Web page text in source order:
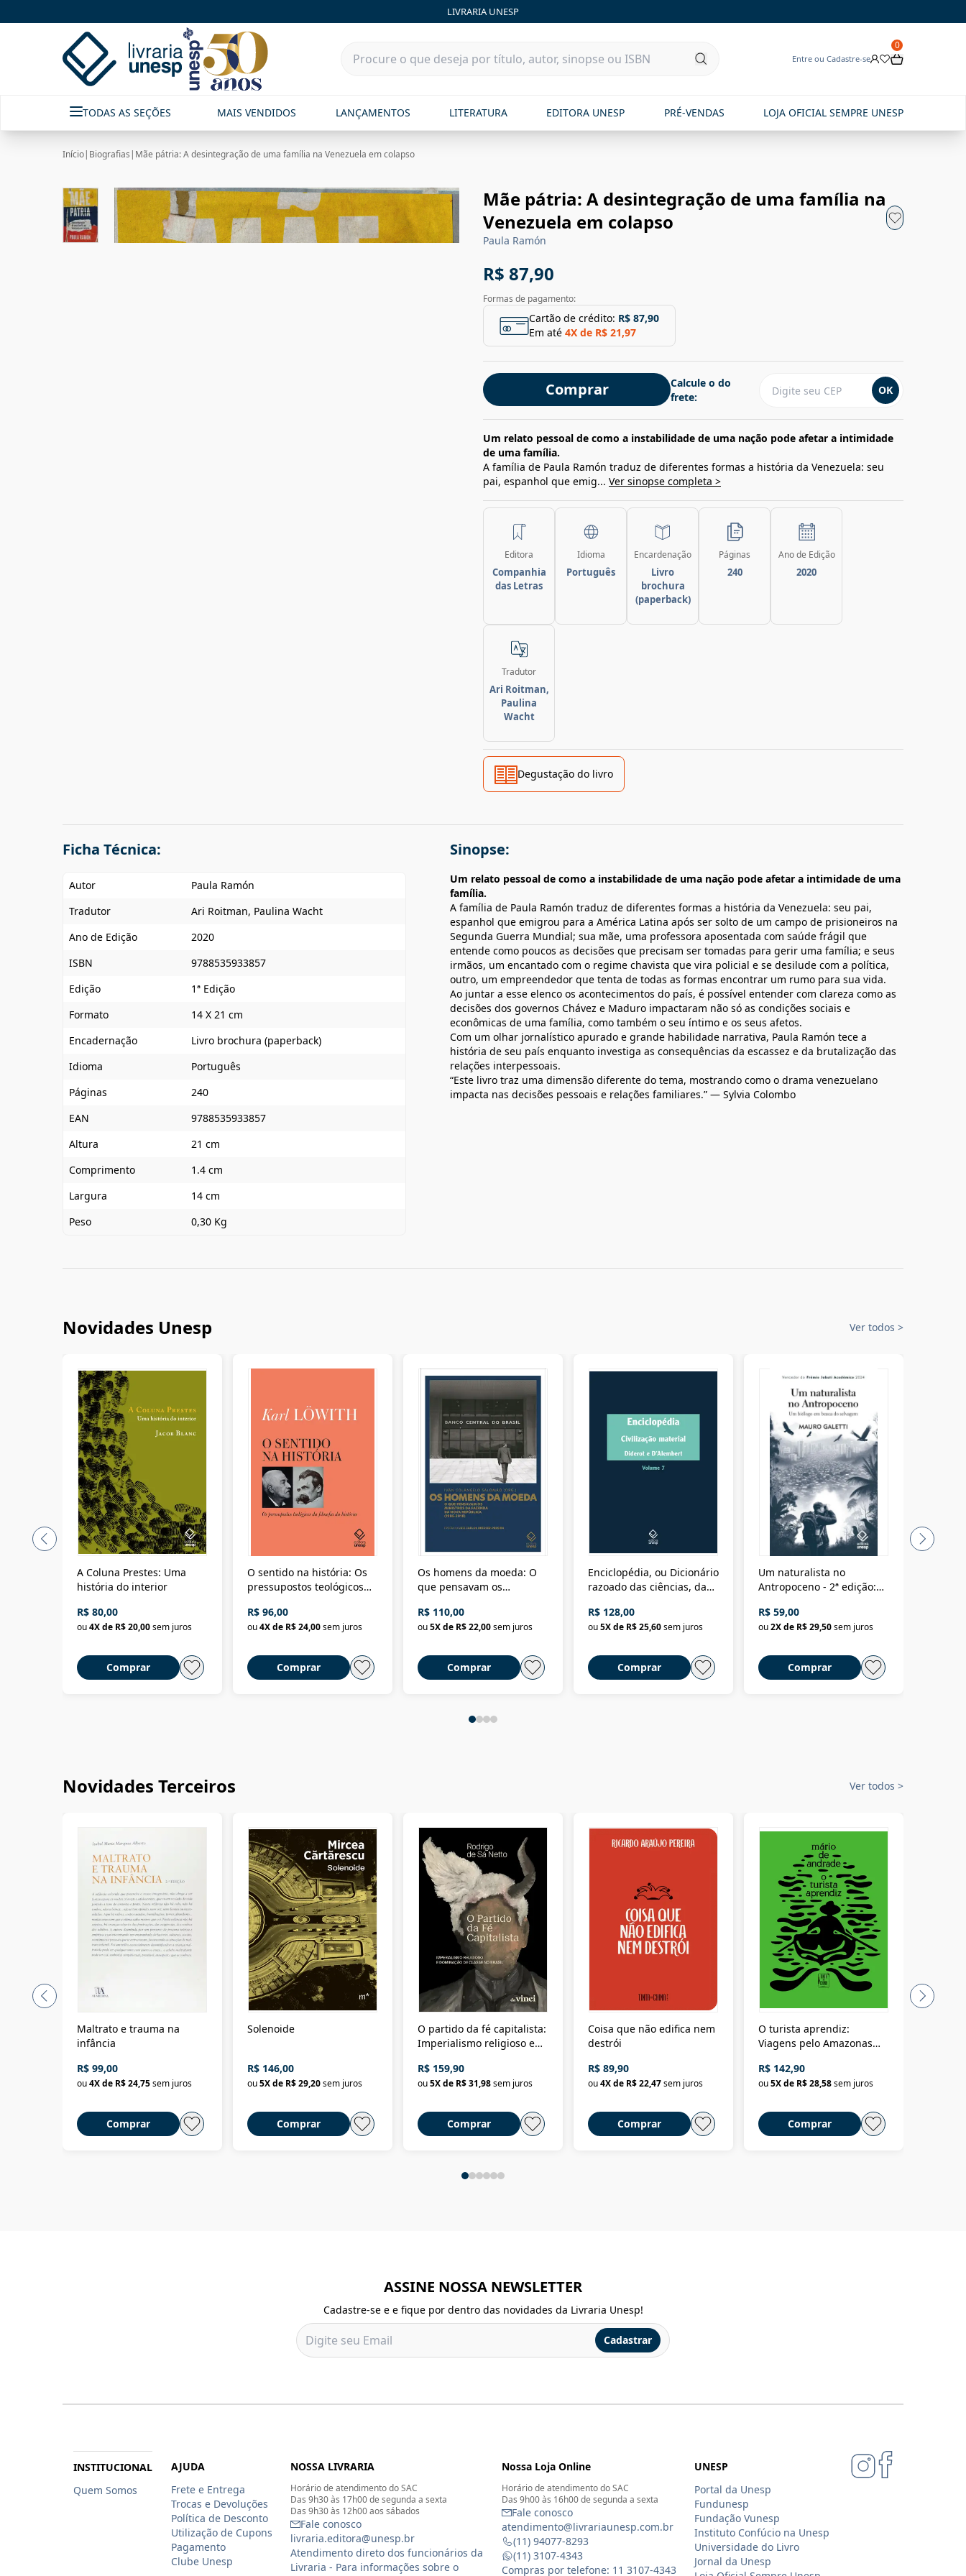
LIVRARIA UNESP
Entre ou Cadastre-se
0
TODAS AS SEÇÕES MAIS VENDIDOS LANÇAMENTOS LITERATURA EDITORA UNESP PRÉ-VENDAS LOJA OFICIAL SEMPRE UNESP
Início| Biografias | Mãe pátria: A desintegração de uma família na Venezuela em colapso
Mãe pátria: A desintegração de uma família na
Venezuela em colapso
Paula Ramón
R$ 87,90
Formas de pagamento:
Cartão de crédito: R$ 87,90
Em até 4X de R$ 21,97
Comprar
Calcule o do
frete:
OK
Um relato pessoal de como a instabilidade de uma nação pode afetar a intimidade
de uma família.
A família de Paula Ramón traduz de diferentes formas a história da Venezuela: seu
pai, espanhol que emig... Ver sinopse completa >
Editora
Companhia
das Letras
Idioma
Português
Encardenação
Livro
brochura
(paperback)
Páginas
240
Ano de Edição
2020
Tradutor
Ari Roitman,
Paulina
Wacht
Degustação do livro
Ficha Técnica:
Autor
Paula Ramón
Tradutor
Ari Roitman, Paulina Wacht
Ano de Edição
2020
ISBN
9788535933857
Edição
1ª Edição
Formato
14 X 21 cm
Encadernação
Livro brochura (paperback)
Idioma
Português
Páginas
240
EAN
9788535933857
Altura
21 cm
Comprimento
1.4 cm
Largura
14 cm
Peso
0,30 Kg
Sinopse:
Um relato pessoal de como a instabilidade de uma nação pode afetar a intimidade de uma
família.
A família de Paula Ramón traduz de diferentes formas a história da Venezuela: seu pai,
espanhol que emigrou para a América Latina após ser solto de um campo de prisioneiros na
Segunda Guerra Mundial; sua mãe, uma professora aposentada com saúde frágil que
entende como poucos as decisões que precisam ser tomadas para gerir uma família; e seus
irmãos, um encantado com o regime chavista que vira policial e se desilude com a política,
outro, um empreendedor que tenta de todas as formas encontrar um rumo para sua vida.
Ao juntar a esse elenco os acontecimentos do país, é possível entender com clareza como as
decisões dos governos Chávez e Maduro impactaram não só as condições sociais e
econômicas de uma família, como também o seu íntimo e os seus afetos.
Com um olhar jornalístico apurado e grande habilidade narrativa, Paula Ramón tece a
história de seu país enquanto investiga as consequências da escassez e da brutalização das
relações interpessoais.
“Este livro traz uma dimensão diferente do tema, mostrando como o drama venezuelano
impacta nas decisões pessoais e relações familiares.” — Sylvia Colombo
Novidades Unesp Ver todos >
A Coluna Prestes: Uma
história do interior
R$ 80,00
ou4X de R$ 20,00sem juros
Comprar
O sentido na história: Os
pressupostos teológicos
R$ 96,00
ou4X de R$ 24,00sem juros
Comprar
Os homens da moeda: O
que pensavam os
Nova República (1985-
2018)
R$ 110,00
ou5X de R$ 22,00sem juros
Comprar
Enciclopédia, ou Dicionário
razoado das ciências, das
Civilização material
R$ 128,00
ou5X de R$ 25,60sem juros
Comprar
Um naturalista no
Antropoceno - 2ª edição:
selvagem
R$ 59,00
ou2X de R$ 29,50sem juros
Comprar
Novidades Terceiros Ver todos >
Maltrato e trauma na
infância
R$ 99,00
ou4X de R$ 24,75sem juros
Comprar
Solenoide
R$ 146,00
ou5X de R$ 29,20sem juros
Comprar
O partido da fé capitalista:
Imperialismo religioso e
Brasil
R$ 159,90
ou5X de R$ 31,98sem juros
Comprar
Coisa que não edifica nem
destrói
R$ 89,90
ou4X de R$ 22,47sem juros
Comprar
O turista aprendiz:
Viagens pelo Amazonas
até a Bolívia e por Marajó
até dizer chega
R$ 142,90
ou5X de R$ 28,58sem juros
Comprar
ASSINE NOSSA NEWSLETTER
Cadastre-se e e fique por dentro das novidades da Livraria Unesp!
Cadastrar
INSTITUCIONAL
Quem Somos
AJUDA
Frete e Entrega
Trocas e Devoluções
Política de Desconto
Utilização de Cupons
Pagamento
Clube Unesp
NOSSA LIVRARIA
Horário de atendimento do SAC
Das 9h30 às 17h00 de segunda a sexta
Das 9h30 às 12h00 aos sábados
Fale conosco
livraria.editora@unesp.br
Atendimento direto dos funcionários da
Livraria - Para informações sobre o
Nossa Loja Online
Horário de atendimento do SAC
Das 9h00 às 16h00 de segunda a sexta
Fale conosco
atendimento@livrariaunesp.com.br
(11) 94077-8293
(11) 3107-4343
Compras por telefone: 11 3107-4343
UNESP
Portal da Unesp
Fundunesp
Fundação Vunesp
Instituto Confúcio na Unesp
Universidade do Livro
Jornal da Unesp